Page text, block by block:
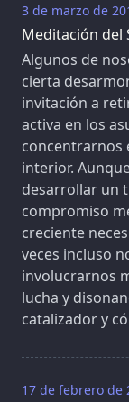
3 de marzo de
Meditación del
Algunos de
cierta
invitación a
activa en los
concentrarnos
interior.
desarrollar un
compromiso
creciente
veces incluso
involucrarnos
lucha y
catalizador y
17 de febrero de